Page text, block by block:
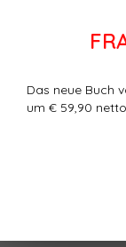
Das neue Buch
um € 59,90 netto